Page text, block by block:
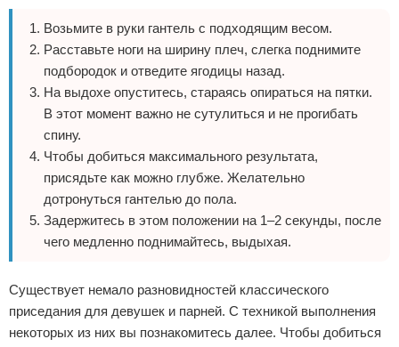
Возьмите в руки гантель с подходящим весом.
Расставьте ноги на ширину плеч, слегка поднимите
подбородок и отведите ягодицы назад.
На выдохе опуститесь, стараясь опираться на пятки.
В этот момент важно не сутулиться и не прогибать
спину.
Чтобы добиться максимального результата,
присядьте как можно глубже. Желательно
дотронуться гантелью до пола.
Задержитесь в этом положении на 1–2 секунды, после
чего медленно поднимайтесь, выдыхая.
Существует немало разновидностей классического
приседания для девушек и парней. С техникой выполнения
некоторых из них вы познакомитесь далее. Чтобы добиться